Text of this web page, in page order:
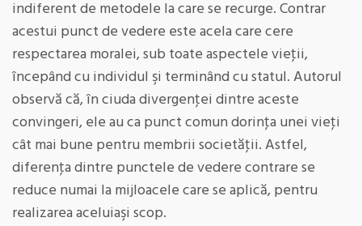
indiferent de metodele la care se recurge. Contrar
acestui punct de vedere este acela care cere
respectarea moralei, sub toate aspectele vieţii,
începând cu individul şi terminând cu statul. Autorul
observă că, în ciuda divergenţei dintre aceste
convingeri, ele au ca punct comun dorinţa unei vieţi
cât mai bune pentru membrii societăţii. Astfel,
diferenţa dintre punctele de vedere contrare se
reduce numai la mijloacele care se aplică, pentru
realizarea aceluiaşi scop.